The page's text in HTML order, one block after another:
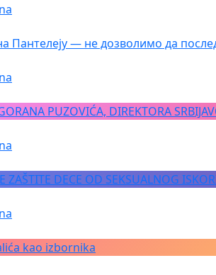
Пантелеју — не дозволимо да
PUZOVIĆA, DIREKTORA
ZAŠTITE DECE OD SEKSUALNOG
kao izbornika